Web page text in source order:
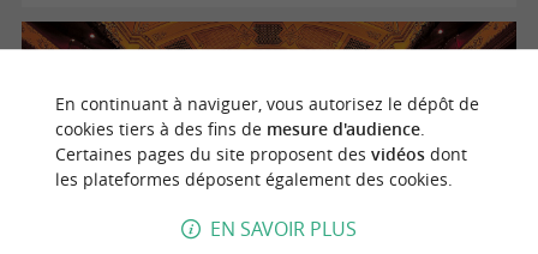
En continuant à naviguer, vous autorisez le dépôt de
cookies tiers à des fins de mesure d'audience.
Certaines pages du site proposent des vidéosdont
les plateformes déposent également des cookies.
EN SAVOIR PLUS